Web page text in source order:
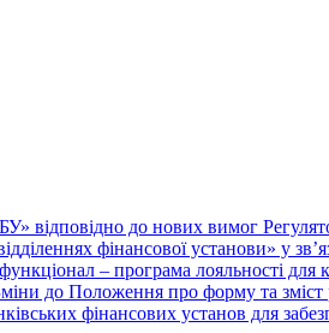
відповідно до нових вимог
фінансової установи» у
– програма лояльності для
до Положення про форму та
фінансових установ для